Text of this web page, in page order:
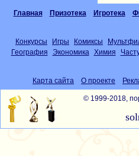
Главная Призотека Игротека
Конкурсы Игры Комиксы
География
Экономика Химия
Карта сайта О проекте
© 1999-2018,